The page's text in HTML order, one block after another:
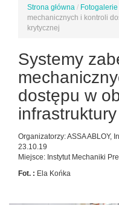
Jesteś
tutaj
Strona główna / Fotogalerie
mechanicznych i kontroli
krytycznej
Systemy
dostępu w
Organizatorzy: ASSA ABLOY,
23.10.19
Miejsce: Instytut Mechaniki
Fot. : Ela Końka